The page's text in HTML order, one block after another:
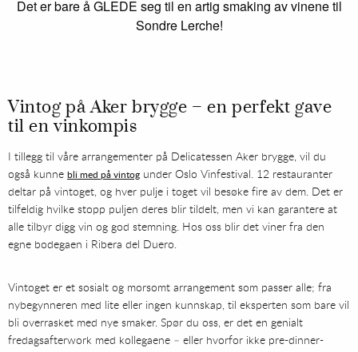
Det er bare å GLEDE seg til en artig smaking av vinene til
Sondre Lerche!
Vintog på Aker brygge – en perfekt gave
til en vinkompis
I tillegg til våre arrangementer på Delicatessen Aker brygge, vil du
også kunnebli med på vintog under Oslo Vinfestival. 12 restauranter
deltar på vintoget, og hver pulje i toget vil besøke fire av dem. Det er
tilfeldig hvilke stopp puljen deres blir tildelt, men vi kan garantere at
alle tilbyr digg vin og god stemning. Hos oss blir det viner fra den
egne bodegaen i Ribera del Duero.
Vintoget er et sosialt og morsomt arrangement som passer alle; fra
nybegynneren med lite eller ingen kunnskap, til eksperten som bare vil
bli overrasket med nye smaker. Spør du oss, er det en genialt
fredagsafterwork med kollegaene – eller hvorfor ikke pre-dinner-